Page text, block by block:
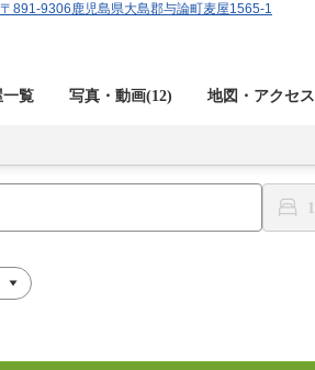
〒891-9306鹿児島県大島郡与論町麦屋1565-1
一覧 写真・動画(12) 地図・アクセス
1